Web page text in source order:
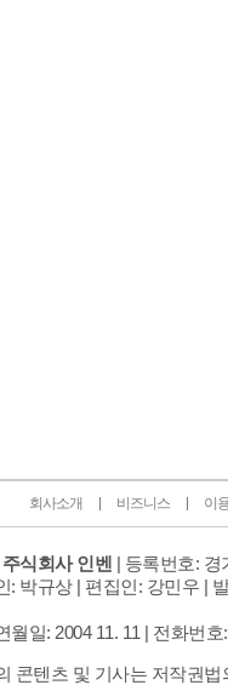
회사소개 비즈니스 이
주식회사 인벤 | 등록번호: 경
: 박규상 | 편집인: 강민우 |
월일: 2004 11. 11 | 전화번호
콘텐츠 및 기사는 저작권